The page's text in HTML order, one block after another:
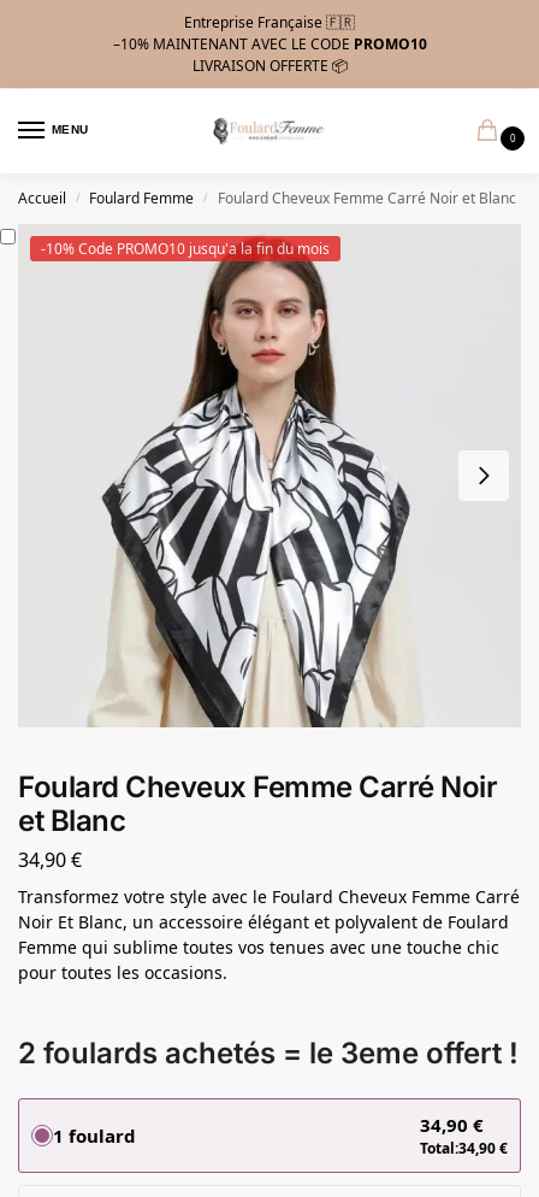
Entreprise Française 🇫🇷
–10% MAINTENANT AVEC LE CODE PROMO10
LIVRAISON OFFERTE 📦
MENU
0
Accueil / Foulard Femme / Foulard Cheveux Femme Carré Noir et Blanc
-10% Code PROMO10 jusqu'a la fin du mois
Foulard Cheveux Femme Carré Noir
et Blanc
34,90€
Transformez votre style avec le Foulard Cheveux Femme Carré
Noir Et Blanc, un accessoire élégant et polyvalent de Foulard
Femme qui sublime toutes vos tenues avec une touche chic
pour toutes les occasions.
2 foulards achetés = le 3eme offert !
1 foulard 34,90 €
Total:34,90€